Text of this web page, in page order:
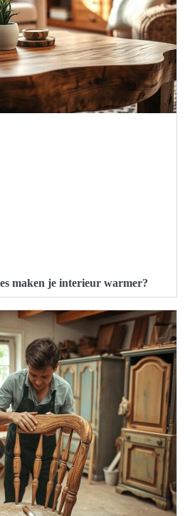
maken je interieur warmer?